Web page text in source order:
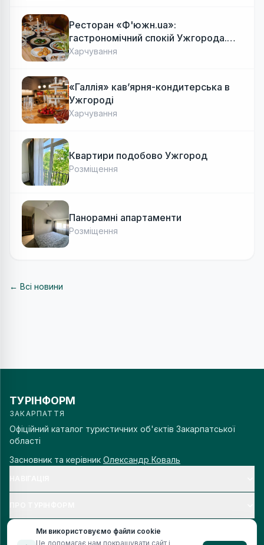
Ресторан «Ф'южн.ua»:
гастрономічний спокій Ужгорода.
Авторська локальна кухня, затишок
Харчування
«Галлія» кав’ярня-кондитерська в
Ужгороді
Харчування
Квартири подобово Ужгород
Розміщення
Панорамні апартаменти
Розміщення
← Всі новини
ТУРІНФОРМ
ЗАКАРПАТТЯ
Офіційний каталог туристичних об'єктів Закарпатської
області
Засновник та керівник Олександр Коваль
Ми використовуємо файли cookie
Це допомагає нам покращувати сайт і